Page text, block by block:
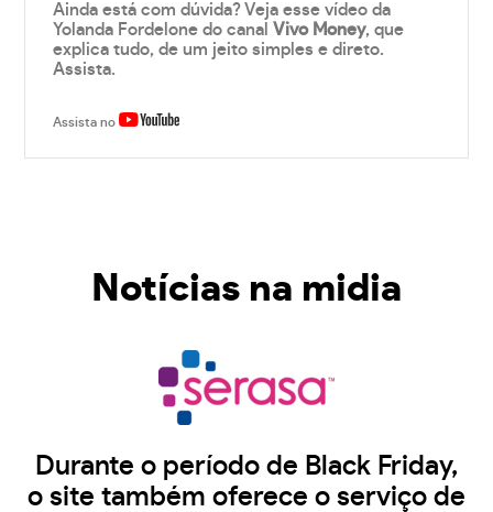
Ainda está com dúvida? Veja esse vídeo da
Yolanda Fordelone do canalVivo Money, que
explica tudo, de um jeito simples e direto.
Assista.
Assista no
Notícias na midia
Durante o período de Black Friday,
o site também oferece o serviço de